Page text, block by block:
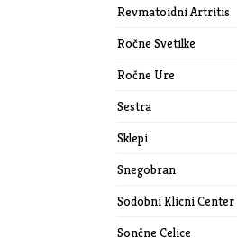
Revmatoidni Artritis
Ročne Svetilke
Ročne Ure
Sestra
Sklepi
Snegobran
Sodobni Klicni Center
Sončne Celice